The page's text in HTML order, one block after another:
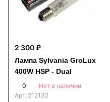
2 300 ₽
Лампа Sylvania GroLux
400W HSP - Dual
0
Нет в наличии
Арт. 212132